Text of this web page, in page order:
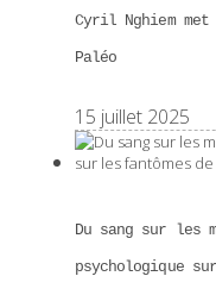
Cyril Nghiem
Paléo
15 juillet 2025
Du sang sur
psychologique